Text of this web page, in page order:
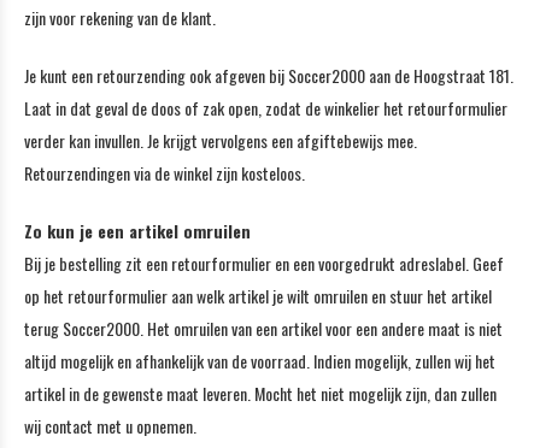
zijn voor rekening van de klant.
Je kunt een retourzending ook afgeven bij Soccer2000 aan de Hoogstraat 181.
Laat in dat geval de doos of zak open, zodat de winkelier het retourformulier
verder kan invullen. Je krijgt vervolgens een afgiftebewijs mee.
Retourzendingen via de winkel zijn kosteloos.
Zo kun je een artikel omruilen
Bij je bestelling zit een retourformulier en een voorgedrukt adreslabel. Geef
op het retourformulier aan welk artikel je wilt omruilen en stuur het artikel
terug Soccer2000. Het omruilen van een artikel voor een andere maat is niet
altijd mogelijk en afhankelijk van de voorraad. Indien mogelijk, zullen wij het
artikel in de gewenste maat leveren. Mocht het niet mogelijk zijn, dan zullen
wij contact met u opnemen.